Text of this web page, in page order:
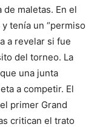
maletas. En el
tenía un “permiso
a revelar si fue
del torneo. La
una junta
a competir. El
primer Grand
critican el trato